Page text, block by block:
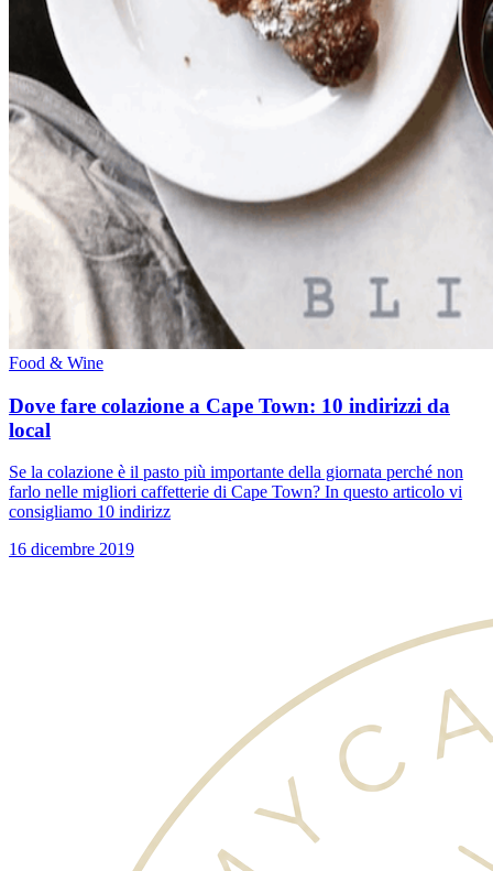
Food & Wine
Dove fare colazione a Cape Town: 10 indirizzi da
local
Se la colazione è il pasto più importante della giornata perché non
farlo nelle migliori caffetterie di Cape Town? In questo articolo vi
consigliamo 10 indirizz
16 dicembre 2019